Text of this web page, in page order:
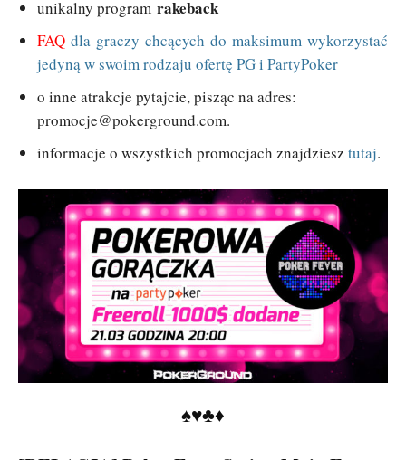
unikalny program rakeback
FAQ dla graczy chcących do maksimum wykorzystać
jedyną w swoim rodzaju ofertę PG i PartyPoker
o inne atrakcje pytajcie, pisząc na adres:
promocje@pokerground.com.
informacje o wszystkich promocjach znajdziesz tutaj.
♠♥♣♦